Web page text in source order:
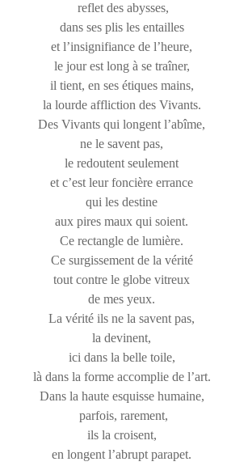
reflet des abysses,
dans ses plis les entailles
et l’insignifiance de l’heure,
le jour est long à se traîner,
il tient, en ses étiques mains,
la lourde affliction des Vivants.
Des Vivants qui longent l’abîme,
ne le savent pas,
le redoutent seulement
et c’est leur foncière errance
qui les destine
aux pires maux qui soient.
Ce rectangle de lumière.
Ce surgissement de la vérité
tout contre le globe vitreux
de mes yeux.
La vérité ils ne la savent pas,
la devinent,
ici dans la belle toile,
là dans la forme accomplie de l’art.
Dans la haute esquisse humaine,
parfois, rarement,
ils la croisent,
en longent l’abrupt parapet.